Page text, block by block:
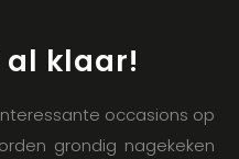
al klaar!
occasions op
grondig nagekeken